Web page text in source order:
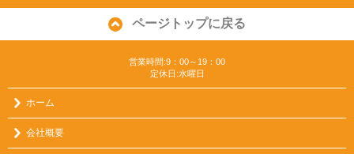
ページトップに戻る
営業時間:9：00～19：00
定休日:水曜日
ホーム
会社概要